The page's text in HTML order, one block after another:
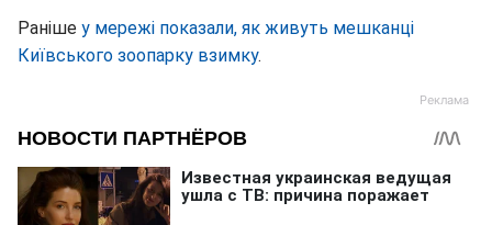
Раніше у мережі показали, як живуть мешканці
Київського зоопарку взимку.